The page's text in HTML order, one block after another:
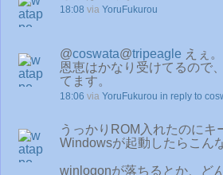
18:08 via YoruFukurou
@coswata@tripeagle えぇ
恩恵はかなり受けてるので
てます。
18:06 via YoruFukurou in reply to
うっかりROM入れたのにキ
Windowsが起動したらこん
winlogonが落ちるとか、ど